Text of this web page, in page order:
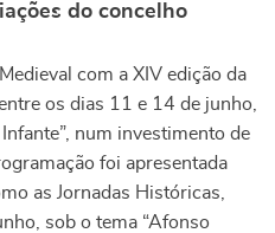
do concelho
com a XIV edição da
os dias 11 e 14 de junho,
num investimento de
foi apresentada
as Jornadas Históricas,
sob o tema “Afonso